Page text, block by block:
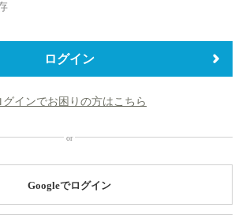
替
ログイン
グインでお困りの方はこちら
Googleでログイン